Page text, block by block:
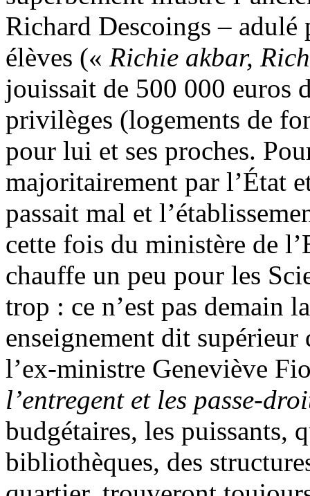
Richard Descoings – adulé
élèves (« Richie akbar,
jouissait de 500 000 euros
privilèges (logements de
pour lui et ses proches.
majoritairement par l’État
passait mal et
cette fois du ministère de
chauffe un peu pour les
trop : ce n’est pas demain
enseignement dit
l’ex-ministre Geneviève
l’entregent et les passe-
budgétaires, les puissants,
bibliothèques, des